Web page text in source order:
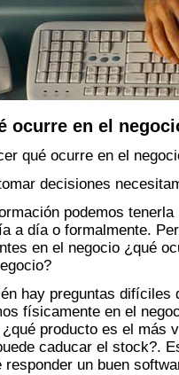
ocurre en el
qué ocurre en el
decisiones
podemos
a día o formalmente.
en el negocio ¿qué
hay preguntas difíciles
físicamente en el
producto es el más
caducar el stock?.
responder un buen